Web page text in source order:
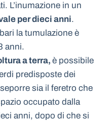
L’inumazione in un
per dieci anni.
la tumulazione è
anni.
a terra, è possibile
predisposte dei
sia il feretro che
occupato dalla
anni, dopo di che si